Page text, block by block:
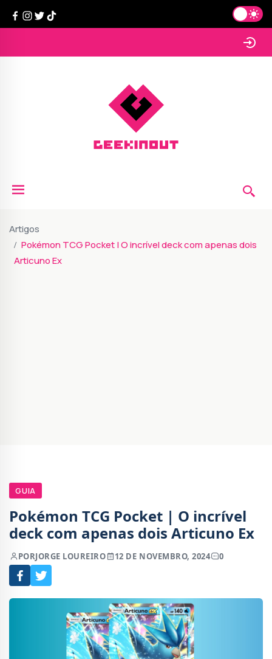
Artigos
Pokémon TCG Pocket | O incrível deck com apenas dois
Articuno Ex
GUIA
Pokémon TCG Pocket | O incrível
deck com apenas dois Articuno Ex
PORJORGE LOUREIRO 12 DE NOVEMBRO, 2024 0